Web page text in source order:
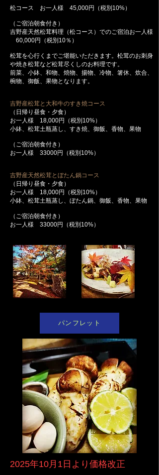
松コース お一人様 45,000円（税別10%）
（ご宿泊朝食付き）
吉野産天然松茸料理（松コース）でのご宿泊お一人様
60,000円（税別10％）
松茸を心行くまでご堪能いただきます。松茸のお刺身
や焼き松茸など松茸尽くしのお料理です。
前菜、小鉢、和物、焼物、揚物、冷物、箸休、炊合、
椀物、御飯、果物となります。
吉野産松茸と大和牛のすき焼コース
（日帰り昼食・夕食）
お一人様 18,000円（税別10%）
小鉢、松茸土瓶蒸し、すき焼、御飯、香物、果物
（ご宿泊朝食付き）
お一人様 33000円（税別10%）
吉野産天然松茸とぼたん鍋コース
（日帰り昼食・夕食）
お一人様 18,000円（税別10%）
小鉢、松茸土瓶蒸し、ぼたん鍋、御飯、香物、果物
（ご宿泊朝食付き）
お一人様 33000円（税別10%）
パンフレット
​2025年10月1日より価格改正